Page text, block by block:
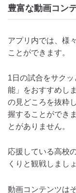
豊富な動画コン
アプリ内では、様
ことができます。
1日の試合をサク
能」をおすすめし
の見どころを抜粋
握することができ
とがありません。
応援している高校
くりと観戦しましょ
動画コンテンツは